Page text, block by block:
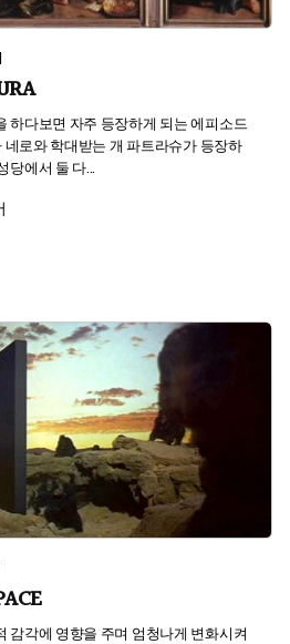
하다보면 자주 등장하게 되는 에피소드
네로와 학대받는 개 파트라슈가 등장하
에서 둘 다...
감각에 영향을 주며 엄청나게 변화시켜